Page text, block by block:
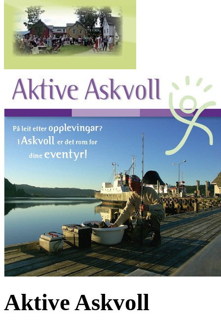
Aktive Askvoll